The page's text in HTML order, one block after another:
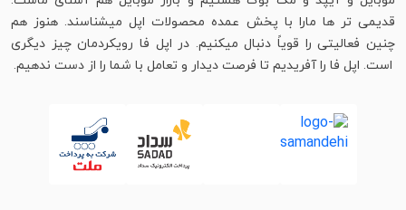
قدیمی تر ها مارا با پخش عمده محصولات اپل میشناسند. هنوز هم
چنین فعالیتی را قویاً دنبال میکنیم. در اپل فا رویکردمان چیز دیگری
است. اپل فا را آفریدیم تا فرصت دیدار و تعامل با شما را از دست ندهیم.